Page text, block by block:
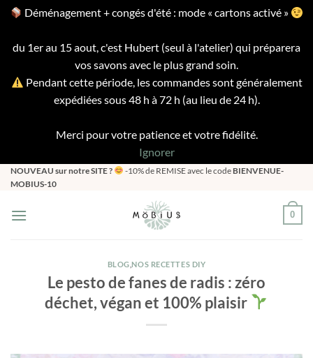
Déménagement + congés d'été : mode « cartons activé »
du 1er au 15 aout, c'est Hubert (seul à l'atelier) qui préparera
vos savons avec le plus grand soin.
Pendant cette période, les commandes sont généralement
expédiées sous 48 h à 72 h (au lieu de 24 h).
Merci pour votre patience et votre fidélité.
Ignorer
Passer
au
NOUVEAU sur notre SITE ? -10% de REMISE avec le code BIENVENUE-
MOBIUS-10
0
BLOG NOS RECETTES DIY
Le pesto de fanes de radis : zéro
déchet, végan et 100% plaisir